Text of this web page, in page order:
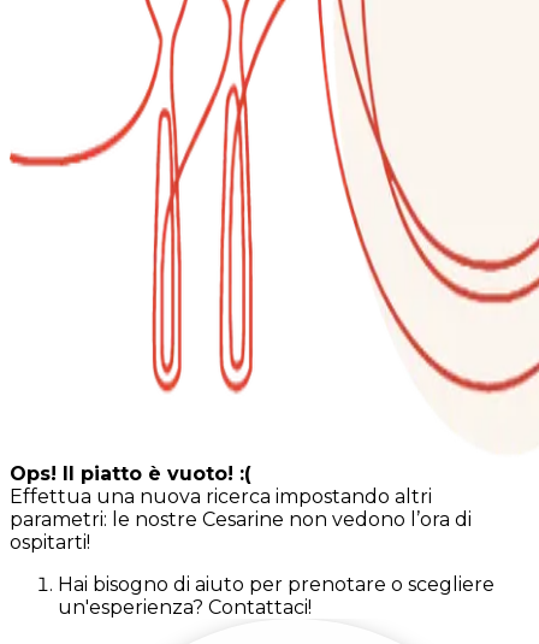
Ops! Il piatto è vuoto! :(
Effettua una nuova ricerca impostando altri
parametri: le nostre Cesarine non vedono l’ora di
ospitarti!
Hai bisogno di aiuto per prenotare o scegliere
un'esperienza? Contattaci!